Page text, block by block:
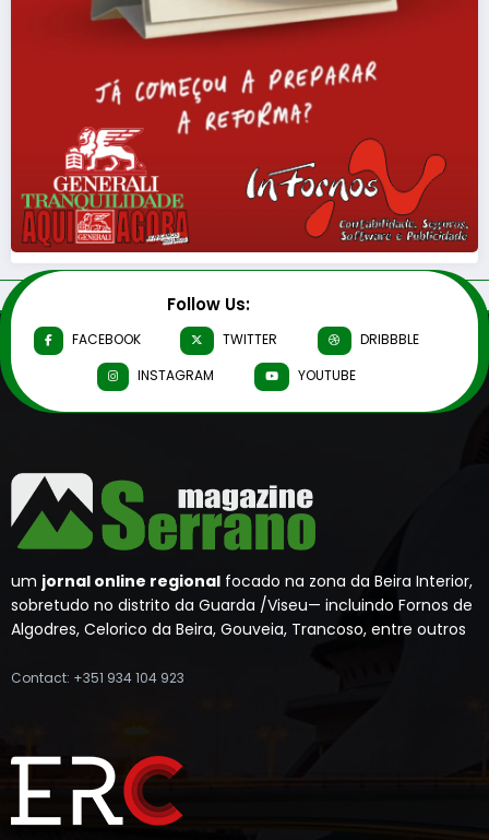
Follow Us:
FACEBOOK TWITTER
umjornal online regionalfocado na zona da Beira Interior,
sobretudo no distrito da Guarda /Viseu— incluindo Fornos de